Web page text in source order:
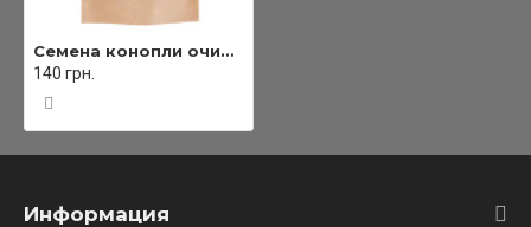
Семена конопли очищенные ТМ "Доброїж" 100 г (дой-пак)
140 грн.
Информация